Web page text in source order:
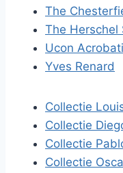
The
The Herschel
Ucon
Yves Renard
Collectie
Collectie
Collectie
Collectie